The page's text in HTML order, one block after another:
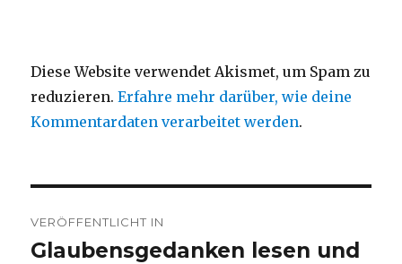
Diese Website verwendet Akismet, um Spam zu
reduzieren.Erfahre mehr darüber, wie deine
Kommentardaten verarbeitet werden.
VERÖFFENTLICHT IN
Glaubensgedanken lesen und